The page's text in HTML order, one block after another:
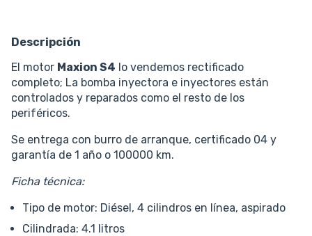
Descripción
El motor Maxion S4 lo vendemos rectificado
completo; La bomba inyectora e inyectores están
controlados y reparados como el resto de los
periféricos.
Se entrega con burro de arranque, certificado 04 y
garantía de 1 año o 100000 km.
Ficha técnica:
Tipo de motor: Diésel, 4 cilindros en línea, aspirado
Cilindrada: 4.1 litros